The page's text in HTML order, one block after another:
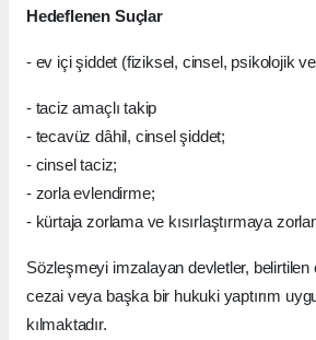
Hedeflenen Suçlar
- ev içi şiddet (fiziksel, cinsel, psikolojik
- taciz amaçlı takip
- tecavüz dâhil, cinsel şiddet;
- cinsel taciz;
- zorla evlendirme;
- kürtaja zorlama ve kısırlaştırmaya
Sözleşmeyi imzalayan devletler, belirtilen
cezai veya başka bir hukuki yaptırım
kılmaktadır.